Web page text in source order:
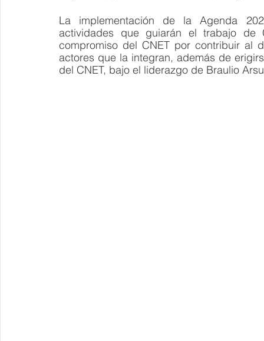
La implementación de la Agenda
actividades que guiarán el trabajo de
compromiso del CNET por contribuir al
actores que la integran, además de
del CNET, bajo el liderazgo de Braulio